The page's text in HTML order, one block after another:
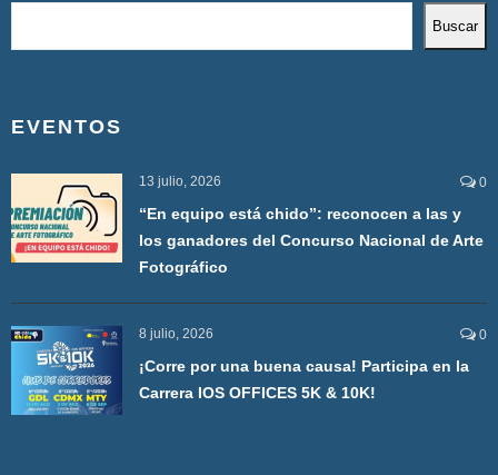
Buscar
EVENTOS
13 julio, 2026 0
“En equipo está chido”: reconocen a las y
los ganadores del Concurso Nacional de Arte
Fotográfico
8 julio, 2026 0
¡Corre por una buena causa! Participa en la
Carrera IOS OFFICES 5K & 10K!